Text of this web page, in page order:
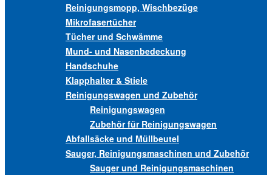
Reinigungsmopp, Wischbezüge
Mikrofasertücher
Tücher und Schwämme
Mund- und Nasenbedeckung
Handschuhe
Klapphalter & Stiele
Reinigungswagen und Zubehör
Reinigungswagen
Zubehör für Reinigungswagen
Abfallsäcke und Müllbeutel
Sauger, Reinigungsmaschinen und Zubehör
Sauger und Reinigungsmaschinen